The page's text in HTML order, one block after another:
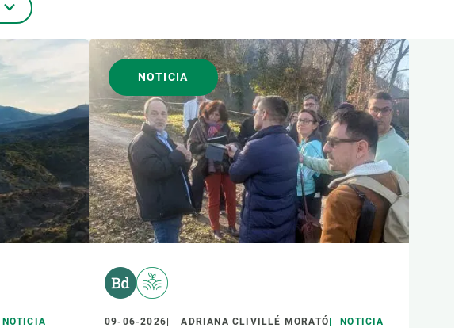
NOTICIA
NOTICIA
09-06-2026 ADRIANA CLIVILLÉ MORATÓ NOTICIA